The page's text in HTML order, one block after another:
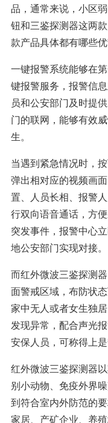
品，通常来说，小区
钮和三鉴探测器这两
款产品具体都有哪些优
一键报警系统能够在
键报警服务，报警信
员和公安部门及时提
门的联网，能够有效
生。
当遇到紧急情况时，
弹出相对应的视频画
置、人员长相、报警
行双向语音通话，方
突发事件，报警中心
地公安部门实现对接。
而红外微波三鉴探测
面警戒区域，布防状
家中无人或者女生独
发现异常，配合声光
安保人员，可称得上是
红外微波三鉴探测器
别小动物、免疫外界
到符合室内外防范的
家居、产矿企业、养